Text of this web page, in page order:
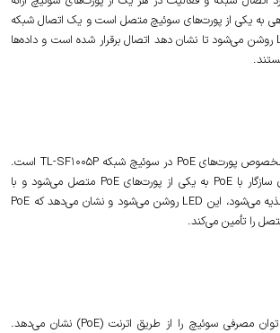
به یکی از پورت‌های سوئیچ متصل است و یک اتصال شبکه
فعال وجود دارد، این LED روشن می‌شود تا نشان دهد اتصال برقرار شده است و داده‌ها
این LED وضعیت PoE مخصوص پورت‌های PoE در سوئیچ شبکه TL-SF1005P است.
هنگامی‌که یک دستگاه‌های سازگار با PoE به یکی از پورت‌های PoE متصل می‌شود و با
موفقیت توسط سوئیچ تغذیه می‌شود، این LED روشن می‌شود و نشان می‌دهد که PoE
را تأمین می‌کند.
PoE Max LED حداکثر توان مصرفی سوئیچ را از طریق اترنت (PoE) نشان می‌دهد.